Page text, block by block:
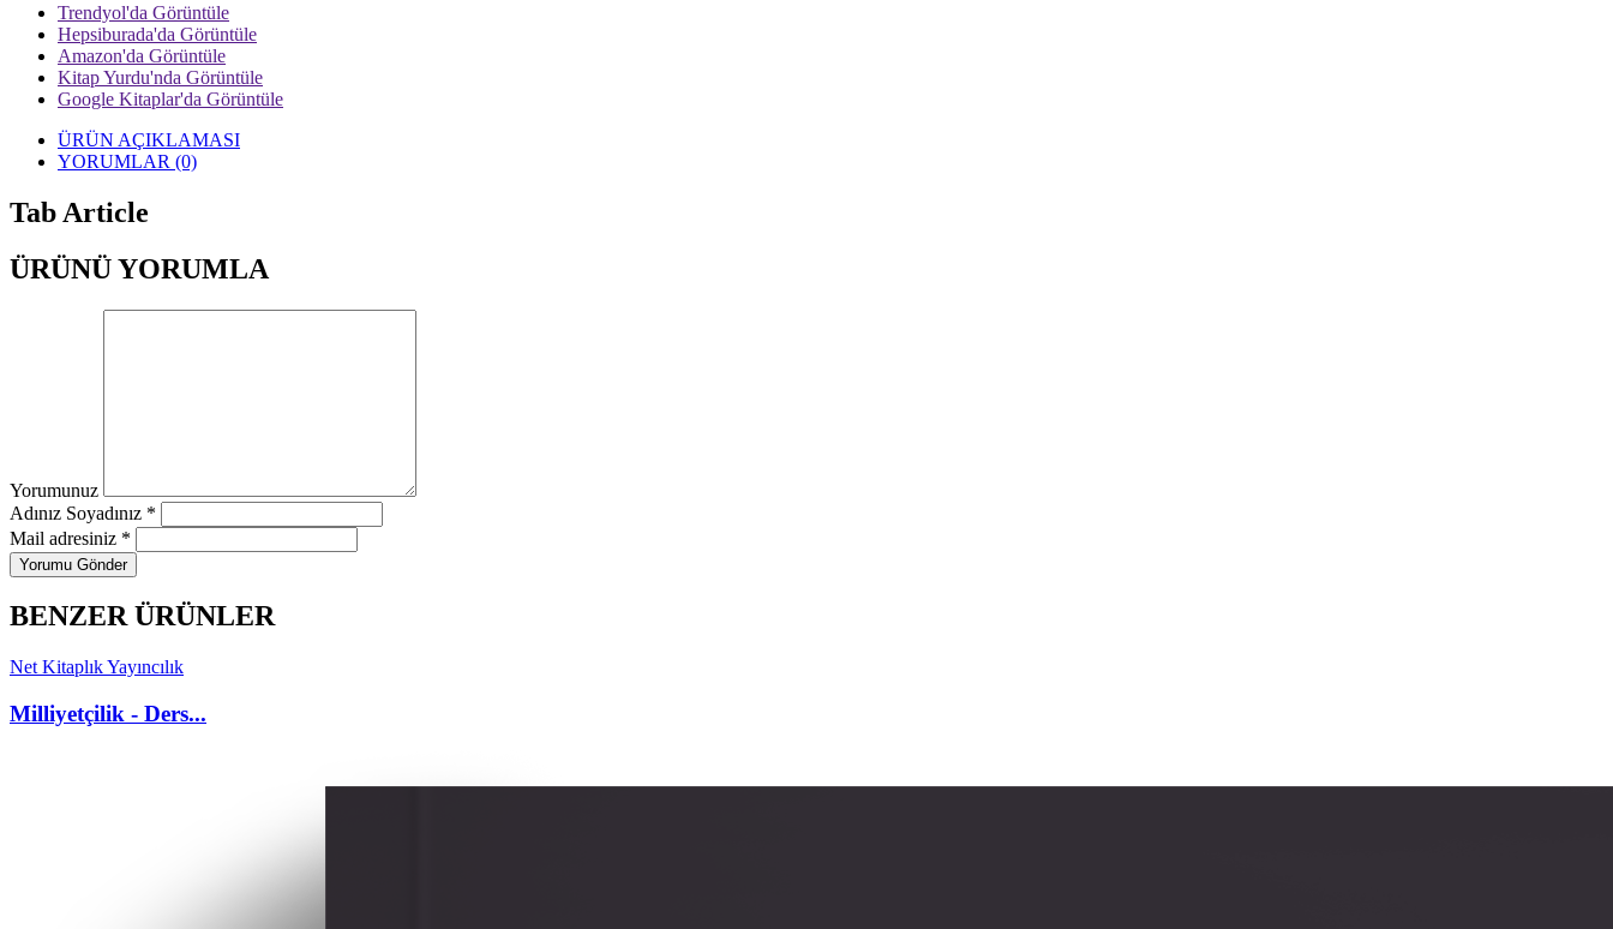
Trendyol'da Görüntüle
Hepsiburada'da Görüntüle
Amazon'da Görüntüle
Kitap Yurdu'nda Görüntüle
Google Kitaplar'da Görüntüle
ÜRÜN AÇIKLAMASI
YORUMLAR (0)
Tab Article
ÜRÜNÜ YORUMLA
Yorumunuz
Adınız Soyadınız *
Mail adresiniz *
Yorumu Gönder
BENZER ÜRÜNLER
Net Kitaplık Yayıncılık
Milliyetçilik - Ders...